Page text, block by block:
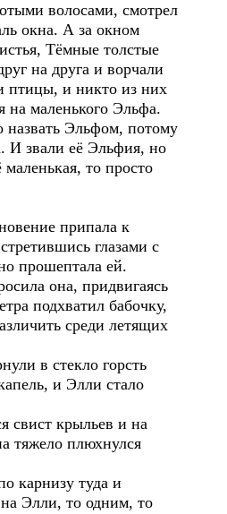
волосами, смотрел
окна. А за окном
Тёмные толстые
на друга и ворчали
птицы, и никто из них
на маленького Эльфа.
назвать Эльфом, потому
И звали её Эльфия, но
то просто
припала к
глазами с
прошептала ей.
она, придвигаясь
подхватил бабочку,
среди летящих
в стекло горсть
и Элли стало
свист крыльев и на
тяжело плюхнулся
карнизу туда и
Элли, то одним, то